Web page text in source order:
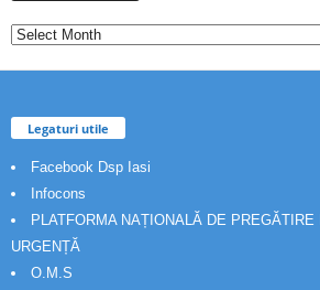
Legaturi utile
Facebook Dsp Iasi
Infocons
PLATFORMA NAȚIONALĂ DE
URGENȚĂ
O.M.S